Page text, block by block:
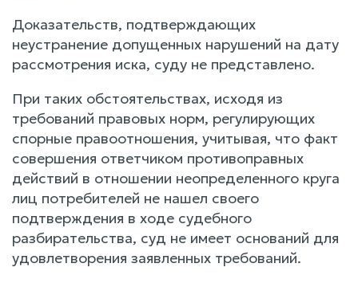
Доказательств, подтверждающих
неустранение допущенных нарушений на дату
рассмотрения иска, суду не представлено.
При таких обстоятельствах, исходя из
требований правовых норм, регулирующих
спорные правоотношения, учитывая, что факт
совершения ответчиком противоправных
действий в отношении неопределенного круга
лиц потребителей не нашел своего
подтверждения в ходе судебного
разбирательства, суд не имеет оснований для
удовлетворения заявленных требований.